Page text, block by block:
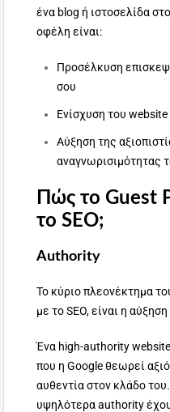
ένα blog ή ιστοσελίδα
οφέλη είναι:
Προσέλκυση
σου
Ενίσχυση του
Αύξηση της
αναγνωρισιμότητας
Πώς το Guest
το SEO;
Authority
Το κύριο πλεονέκτημα
με το SEO, είναι η
Ένα high-authority
που η Google θεωρεί
αυθεντία στον κλάδο
υψηλότερα authority